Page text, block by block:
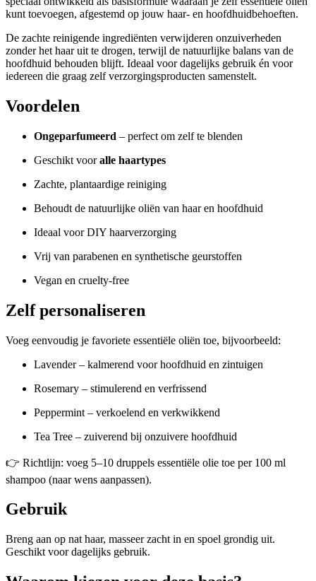
kunt toevoegen, afgestemd op jouw haar- en hoofdhuidbehoeften.
De zachte reinigende ingrediënten verwijderen onzuiverheden
zonder het haar uit te drogen, terwijl de natuurlijke balans van de
hoofdhuid behouden blijft. Ideaal voor dagelijks gebruik én voor
iedereen die graag zelf verzorgingsproducten samenstelt.
Voordelen
Ongeparfumeerd – perfect om zelf te blenden
Geschikt vooralle haartypes
Zachte, plantaardige reiniging
Behoudt de natuurlijke oliën van haar en hoofdhuid
Ideaal voor DIY haarverzorging
Vrij van parabenen en synthetische geurstoffen
Vegan en cruelty-free
Zelf personaliseren
Voeg eenvoudig je favoriete essentiële oliën toe, bijvoorbeeld:
Lavender– kalmerend voor hoofdhuid en zintuigen
Rosemary – stimulerend en verfrissend
Peppermint – verkoelend en verkwikkend
Tea Tree – zuiverend bij onzuivere hoofdhuid
👉 Richtlijn: voeg 5–10 druppels essentiële olie toe per 100 ml
shampoo (naar wens aanpassen).
Gebruik
Breng aan op nat haar, masseer zacht in en spoel grondig uit.
Geschikt voor dagelijks gebruik.